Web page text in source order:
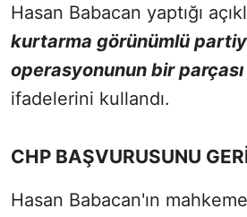
Hasan Babacan yaptığı
kurtarma görünümlü
operasyonunun bir
ifadelerini kullandı.
CHP BAŞVURUSUNU
Hasan Babacan'ın